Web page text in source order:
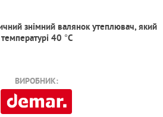
знімний валянок утеплювач, який
40 °С
ВИРОБНИК: